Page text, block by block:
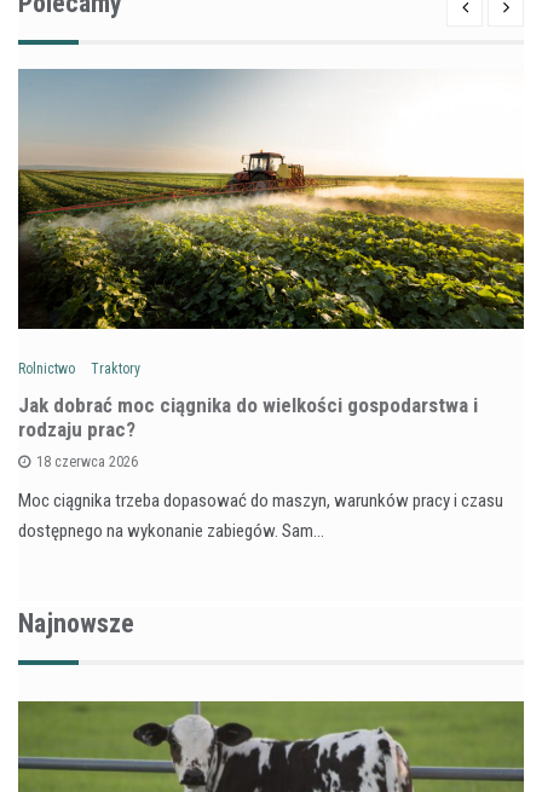
Rolnictwo Traktory
Jak dobrać moc ciągnika do wielkości gospodarstwa i
rodzaju prac?
18 czerwca 2026
Moc ciągnika trzeba dopasować do maszyn, warunków pracy i czasu
dostępnego na wykonanie zabiegów. Sam…
Najnowsze